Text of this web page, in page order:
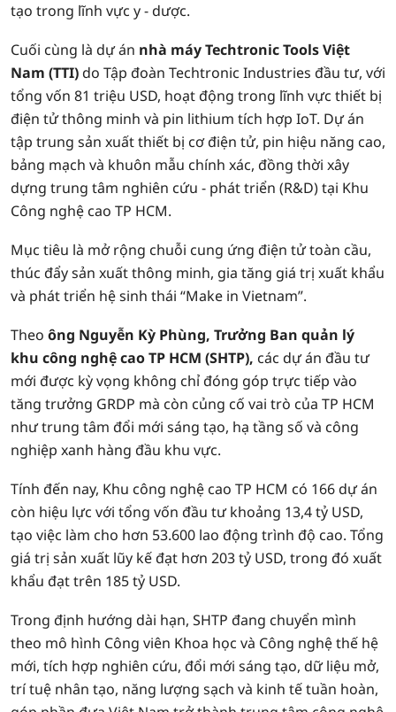
tạo trong lĩnh vực y - dược.
Cuối cùng là dự án nhà máy Techtronic Tools Việt
Nam (TTI)do Tập đoàn Techtronic Industries đầu tư, với
tổng vốn 81 triệu USD, hoạt động trong lĩnh vực thiết bị
điện tử thông minh và pin lithium tích hợp IoT. Dự án
tập trung sản xuất thiết bị cơ điện tử, pin hiệu năng cao,
bảng mạch và khuôn mẫu chính xác, đồng thời xây
dựng trung tâm nghiên cứu - phát triển (R&D) tại Khu
Công nghệ cao TP HCM.
Mục tiêu là mở rộng chuỗi cung ứng điện tử toàn cầu,
thúc đẩy sản xuất thông minh, gia tăng giá trị xuất khẩu
và phát triển hệ sinh thái “Make in Vietnam”.
Theo ông Nguyễn Kỳ Phùng, Trưởng Ban quản lý
khu công nghệ cao TP HCM (SHTP), các dự án đầu tư
mới được kỳ vọng không chỉ đóng góp trực tiếp vào
tăng trưởng GRDP mà còn củng cố vai trò của TP HCM
như trung tâm đổi mới sáng tạo, hạ tầng số và công
nghiệp xanh hàng đầu khu vực.
Tính đến nay, Khu công nghệ cao TP HCM có 166 dự án
còn hiệu lực với tổng vốn đầu tư khoảng 13,4 tỷ USD,
tạo việc làm cho hơn 53.600 lao động trình độ cao. Tổng
giá trị sản xuất lũy kế đạt hơn 203 tỷ USD, trong đó xuất
khẩu đạt trên 185 tỷ USD.
Trong định hướng dài hạn, SHTP đang chuyển mình
theo mô hình Công viên Khoa học và Công nghệ thế hệ
mới, tích hợp nghiên cứu, đổi mới sáng tạo, dữ liệu mở,
trí tuệ nhân tạo, năng lượng sạch và kinh tế tuần hoàn,